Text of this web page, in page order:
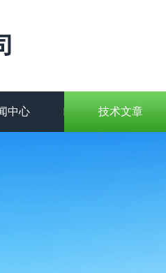
中心 技术文章